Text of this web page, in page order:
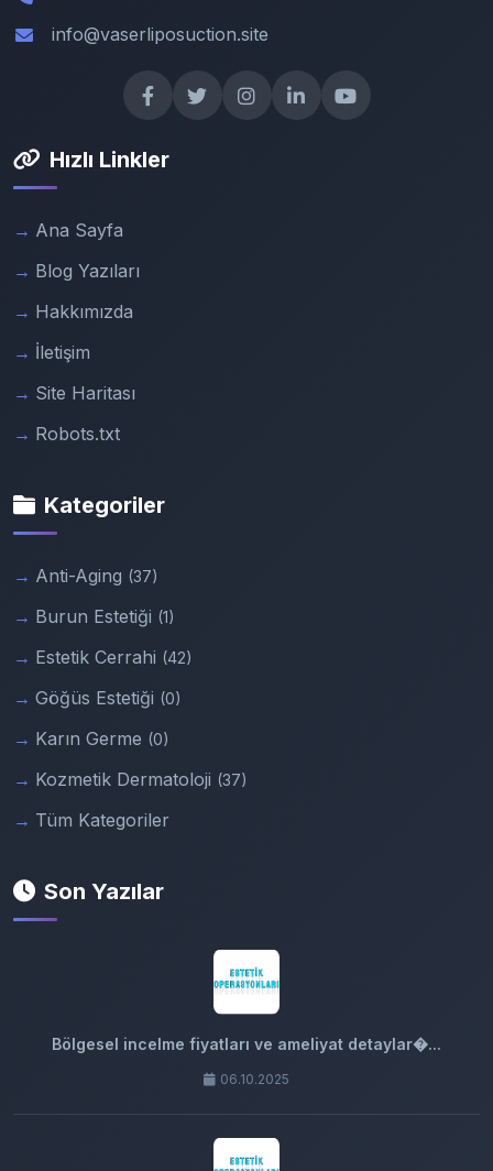
info@vaserliposuction.site
Hızlı Linkler
Ana Sayfa
Blog Yazıları
Hakkımızda
İletişim
Site Haritası
Robots.txt
Kategoriler
Anti-Aging (37)
Burun Estetiği (1)
Estetik Cerrahi (42)
Göğüs Estetiği (0)
Karın Germe (0)
Kozmetik Dermatoloji (37)
Tüm Kategoriler
Son Yazılar
Bölgesel incelme fiyatları ve ameliyat detaylar�...
06.10.2025